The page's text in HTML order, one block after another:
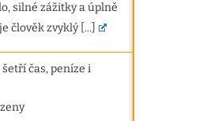
silné zážitky a úplně
člověk zvyklý [...]
čas, peníze i